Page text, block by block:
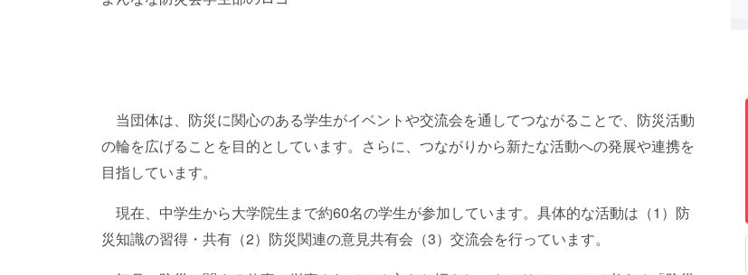
当団体は、防災に関心のある学生がイベントや交流会を通してつながることで、防災活動
の輪を広げることを目的としています。さらに、つながりから新たな活動への発展や連携を
目指しています。
現在、中学生から大学院生まで約60名の学生が参加しています。具体的な活動は（1）防
災知識の習得・共有（2）防災関連の意見共有会（3）交流会を行っています。